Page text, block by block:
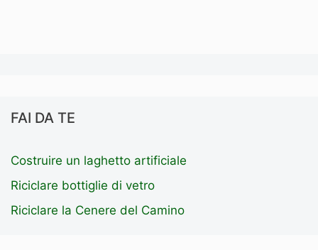
FAI DA TE
Costruire un laghetto artificiale
Riciclare bottiglie di vetro
Riciclare la Cenere del Camino